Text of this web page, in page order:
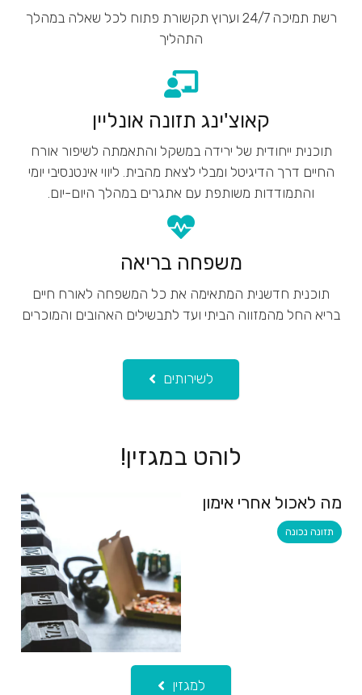
רשת תמיכה 24/7 וערוץ תקשורת פתוח לכל שאלה במהלך
התהליך
קאוצ'ינג תזונה אונליין
תוכנית ייחודית של ירידה במשקל והתאמתה לשיפור אורח
החיים דרך הדיגיטל ומבלי לצאת מהבית. ליווי אינטנסיבי יומי
והתמודדות משותפת עם אתגרים במהלך היום-יום.
משפחה בריאה
תוכנית חדשנית המתאימה את כל המשפחה לאורח חיים
בריא החל מהמזווה הביתי ועד לתבשילים האהובים והמוכרים
לשירותים
לוהט במגזין!
מה לאכול אחרי אימון
תזונה נכונה
למגזין